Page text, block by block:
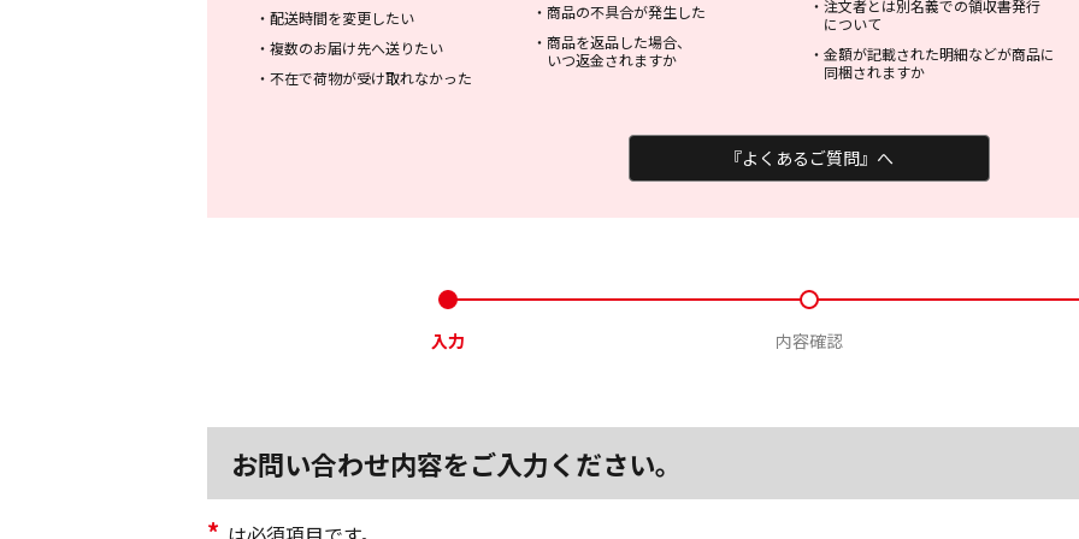
・ 配送時間を変更したい
・ 複数のお届け先へ送りたい
・ 不在で荷物が受け取れなかった
・ 商品の不具合が発生した
・ 商品を返品した場合、
いつ返金されますか
・ 注文者とは別名義での領収書発行
について
・ 金額が記載された明細などが商品に
同梱されますか
『よくあるご質問』へ
入力 内容確認
お問い合わせ内容をご入力ください。